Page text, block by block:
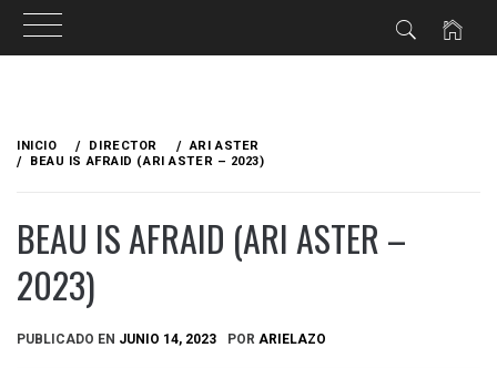
contenido
INICIO DIRECTOR
ARI ASTER
BEAU IS AFRAID (ARI ASTER – 2023)
BEAU IS AFRAID (ARI ASTER –
2023)
PUBLICADO EN JUNIO 14, 2023 POR ARIELAZO